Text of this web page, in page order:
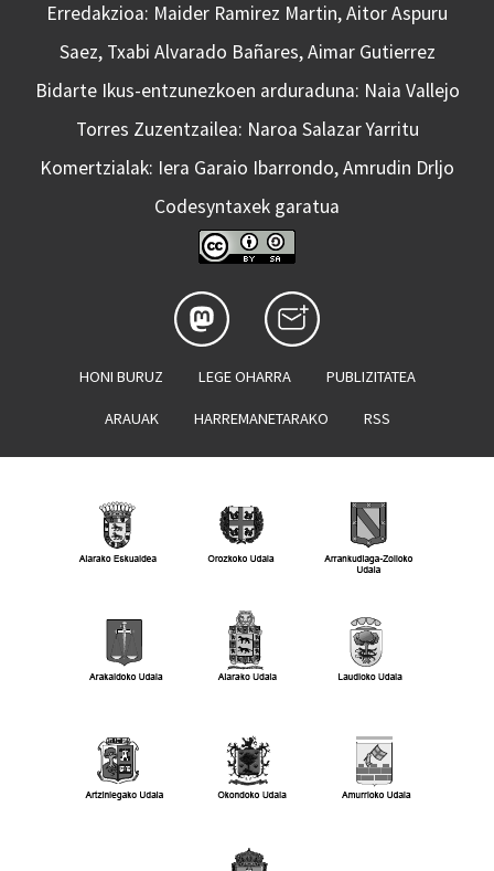
Erredakzioa: Maider Ramirez Martin, Aitor Aspuru
Saez, Txabi Alvarado Bañares, Aimar Gutierrez
Bidarte Ikus-entzunezkoen arduraduna: Naia Vallejo
Torres Zuzentzailea: Naroa Salazar Yarritu
Komertzialak: Iera Garaio Ibarrondo, Amrudin Drljo
Codesyntaxek garatua
HONI BURUZ LEGE OHARRA PUBLIZITATEA
ARAUAK HARREMANETARAKO RSS